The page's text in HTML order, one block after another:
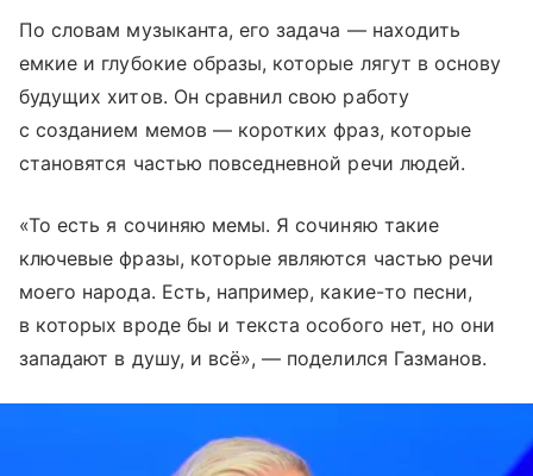
По словам музыканта, его задача — находить
емкие и глубокие образы, которые лягут в основу
будущих хитов. Он сравнил свою работу
с созданием мемов — коротких фраз, которые
становятся частью повседневной речи людей.
«То есть я сочиняю мемы. Я сочиняю такие
ключевые фразы, которые являются частью речи
моего народа. Есть, например, какие-то песни,
в которых вроде бы и текста особого нет, но они
западают в душу, и всё», — поделился Газманов.